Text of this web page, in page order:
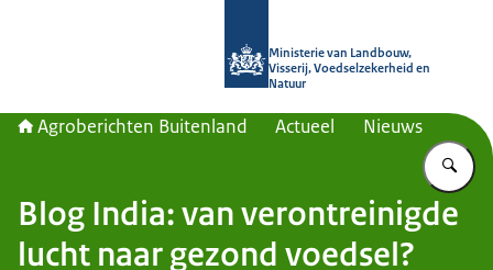
Ministerie van Landbouw,
Visserij, Voedselzekerheid en
Natuur
Agroberichten Buitenland Actueel Nieuws
Blog India: van verontreinigde
lucht naar gezond voedsel?